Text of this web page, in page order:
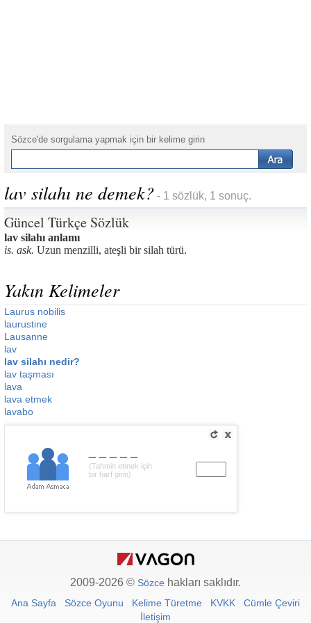
Sözce'de sorgulama yapmak için bir kelime girin
lav silahı ne demek? - 1 sözlük, 1 sonuç.
Güncel Türkçe Sözlük
lav silahı anlamı
is. ask. Uzun menzilli, ateşli bir silah türü.
Yakın Kelimeler
Laurus nobilis
laurustine
Lausanne
lav
lav silahı nedir?
lav taşması
lava
lava etmek
lavabo
(Tahmin etmek için
bir harf girin)
2009-2026 © Sözce hakları saklıdır.
Ana Sayfa Sözce Oyunu Kelime Türetme KVKK
Cümle Çeviri
İletişim